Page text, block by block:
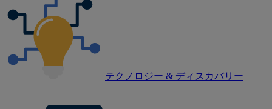
テクノロジー & ディスカバリー